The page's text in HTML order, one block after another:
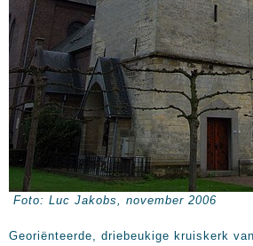
Foto: Luc Jakobs, november 2006
Georiënteerde, driebeukige kruiskerk